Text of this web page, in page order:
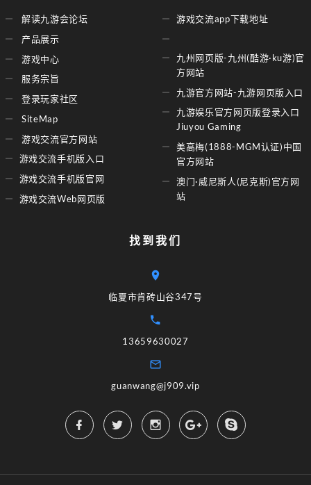
解读九游会论坛
产品展示
游戏中心
服务宗旨
登录玩家社区
SiteMap
游戏交流官方网站
游戏交流手机版入口
游戏交流手机版官网
游戏交流Web网页版
游戏交流app下载地址
九州网页版-九州(酷游·ku游)官
方网站
九游官方网站-九游网页版入口
九游娱乐官方网页版登录入口
Jiuyou Gaming
美高梅(1888-MGM认证)中国
官方网站
澳门·威尼斯人(尼克斯)官方网
站
找到我们
临夏市肯砖山谷347号
13659630027
guanwang@j909.vip